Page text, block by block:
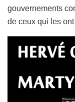
gouvernements
de ceux qui les